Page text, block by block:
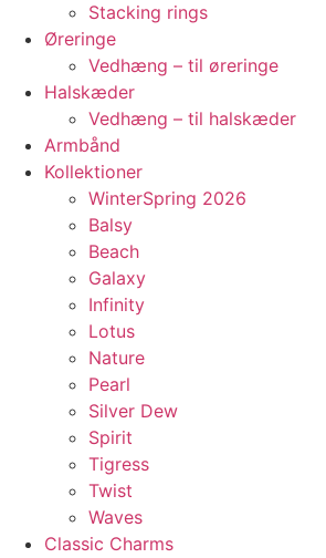
Stacking rings
Øreringe
Vedhæng – til øreringe
Halskæder
Vedhæng – til halskæder
Armbånd
Kollektioner
WinterSpring 2026
Balsy
Beach
Galaxy
Infinity
Lotus
Nature
Pearl
Silver Dew
Spirit
Tigress
Twist
Waves
Classic Charms